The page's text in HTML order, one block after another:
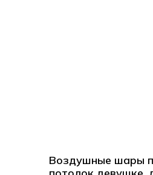
Воздушные шары